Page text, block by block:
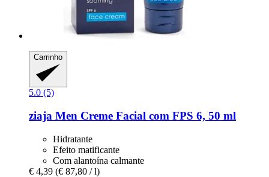
Carrinho
5.0 (5)
ziaja Men Creme Facial com FPS 6, 50 ml
Hidratante
Efeito matificante
Com alantoína calmante
€ 4,39 (€ 87,80 / l)